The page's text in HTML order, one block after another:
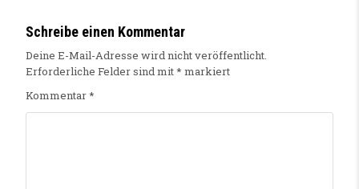
Schreibe einen Kommentar
Deine E-Mail-Adresse wird nicht veröffentlicht.
Erforderliche Felder sind mit* markiert
Kommentar*